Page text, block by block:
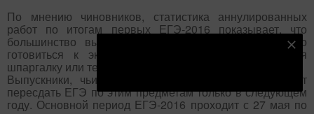
По мнению чиновников, статистика аннулированных
работ по итогам первых ЕГЭ-2016 показывает, что
большинство выпускников стали более ответственно
готовиться к экзаменам, они не рискуют, пронося
шпаргалку или телефон.
Выпускники, чьи работы были аннулированы, смогут
пересдать ЕГЭ по этим предметам только в следующем
году. Основной период ЕГЭ-2016 проходит с 27 мая по